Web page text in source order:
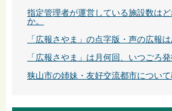
指定管理者が運営している施設数は
か。
「広報さやま」の点字版・声の広報は
「広報さやま」は月何回、いつごろ発
狭山市の姉妹・友好交流都市について